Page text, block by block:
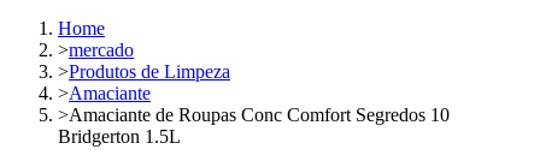
Home
>mercado
>Produtos de Limpeza
>Amaciante
>Amaciante de Roupas Conc Comfort Segredos 10
Bridgerton 1.5L